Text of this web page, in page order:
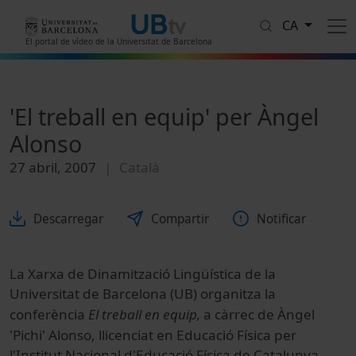
El portal de vídeo de la Universitat de Barcelona
CA
'El treball en equip' per Àngel
Alonso
27 abril, 2007 Català
Descarregar Compartir Notificar
La Xarxa de Dinamització Lingüística de la
Universitat de Barcelona (UB) organitza la
conferència El treball en equip, a càrrec de Àngel
'Pichi' Alonso, llicenciat en Educació Física per